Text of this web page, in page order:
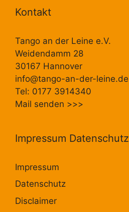
Kontakt
Tango an der Leine e.V.
Weidendamm 28
30167 Hannover
info@tango-an-der-leine.de
Tel: 0177 3914340
Mail senden >>>
Impressum Datenschutz
Impressum
Datenschutz
Disclaimer